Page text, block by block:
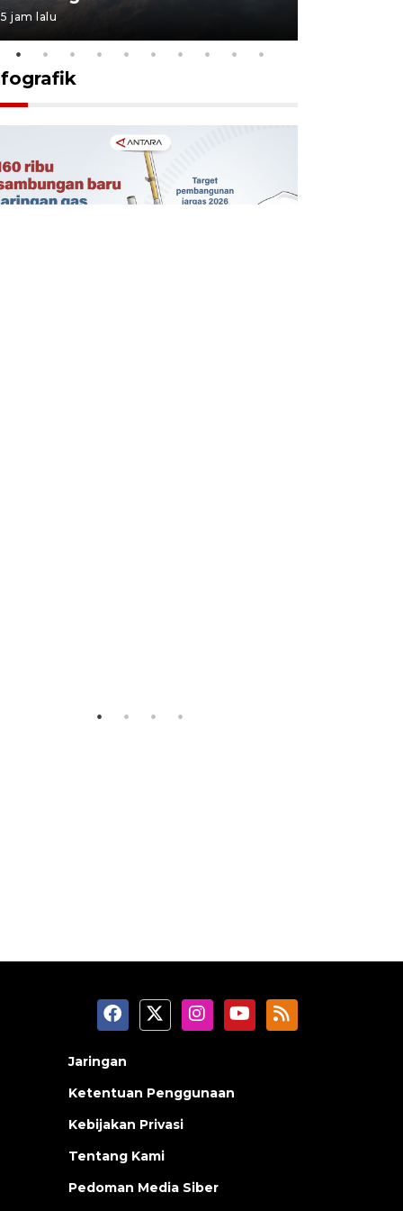
5 jam lalu
Jaringan
Ketentuan Penggunaan
Kebijakan Privasi
Tentang Kami
Pedoman Media Siber